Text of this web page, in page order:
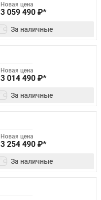
Новая цена
3 059 490 ₽*
За наличные
Новая цена
3 014 490 ₽*
За наличные
Новая цена
3 254 490 ₽*
За наличные